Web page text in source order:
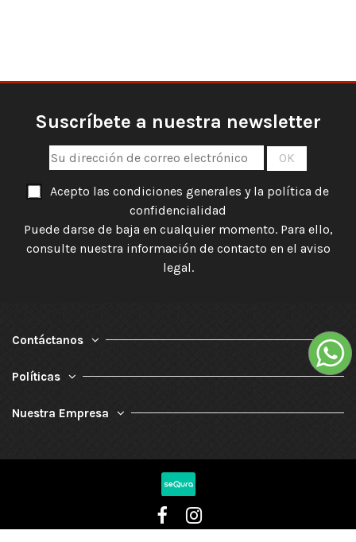
Suscríbete a nuestra newsletter
Acepto las condiciones generales y la política de
confidencialidad
Puede darse de baja en cualquier momento. Para ello,
consulte nuestra información de contacto en el aviso
legal.
Contáctanos
Políticas
Nuestra Empresa